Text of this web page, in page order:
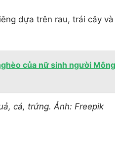
dựa trên rau, trái cây
của nữ sinh người
cá, trứng. Ảnh: Freepik